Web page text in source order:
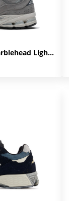
New Balance 2002r Marblehead Light Aluminum ML2002RC